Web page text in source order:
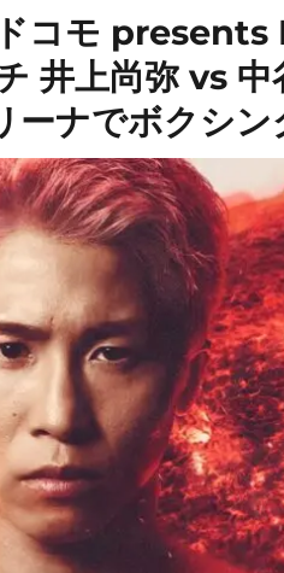
コモ presents
井上尚弥 vs
ーナでボクシン